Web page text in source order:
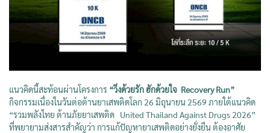
แนวคิดนี้สะท้อนผ่านโครงการ “วิ่งด้วยรัก ฮักด้วยใจ Recovery Run”
กิจกรรมเนื่องในวันต่อต้านยาเสพติดโลก 26 มิถุนายน 2569 ภายใต้แนวคิด
“รวมพลังไทย ต้านภัยยาเสพติด United Thailand Against Drugs 2026”
ที่พยายามส่งสารสำคัญว่า การแก้ปัญหายาเสพติดอย่างยั่งยืน ต้องอาศัย